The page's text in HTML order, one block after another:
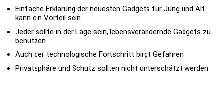
Einfache Erklärung der neuesten Gadgets für Jung und Alt
kann ein Vorteil sein
Jeder sollte in der Lage sein, lebensverändernde Gadgets zu
benutzen
Auch der technologische Fortschritt birgt Gefahren
Privatsphäre und Schutz sollten nicht unterschätzt werden